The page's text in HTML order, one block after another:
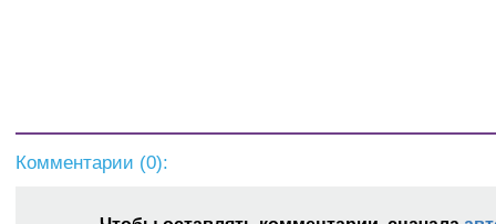
Комментарии (0):